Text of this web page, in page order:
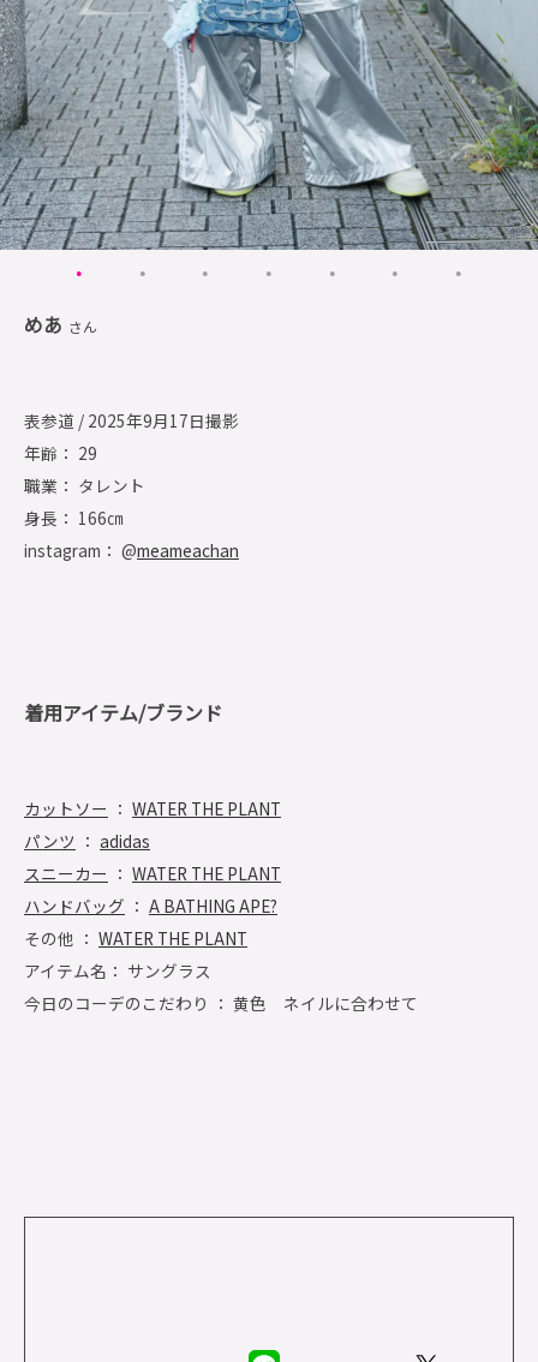
めあ さん
表参道 / 2025年9月17日撮影
年齢： 29
職業： タレント
身長： 166㎝
instagram： @meameachan
着用アイテム/ブランド
カットソー ： WATER THE PLANT
パンツ ： adidas
スニーカー ： WATER THE PLANT
ハンドバッグ ： A BATHING APE?
その他 ： WATER THE PLANT
アイテム名： サングラス
今日のコーデのこだわり ： 黄色 ネイルに合わせて